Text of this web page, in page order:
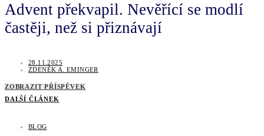
Advent překvapil. Nevěřící se modlí
častěji, než si přiznávají
28.11.2025
ZDENĚK A. EMINGER
ZOBRAZIT PŘÍSPĚVEK
DALŠÍ ČLÁNEK
BLOG